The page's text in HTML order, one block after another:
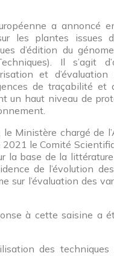
a annoncé
les plantes issues
d’édition du
Il s’agit
et
de traçabilité et
un haut niveau de
Ministère chargé de
le Comité
la base de la
de l’évolution
sur l’évaluation des
à cette saisine a
des techniques